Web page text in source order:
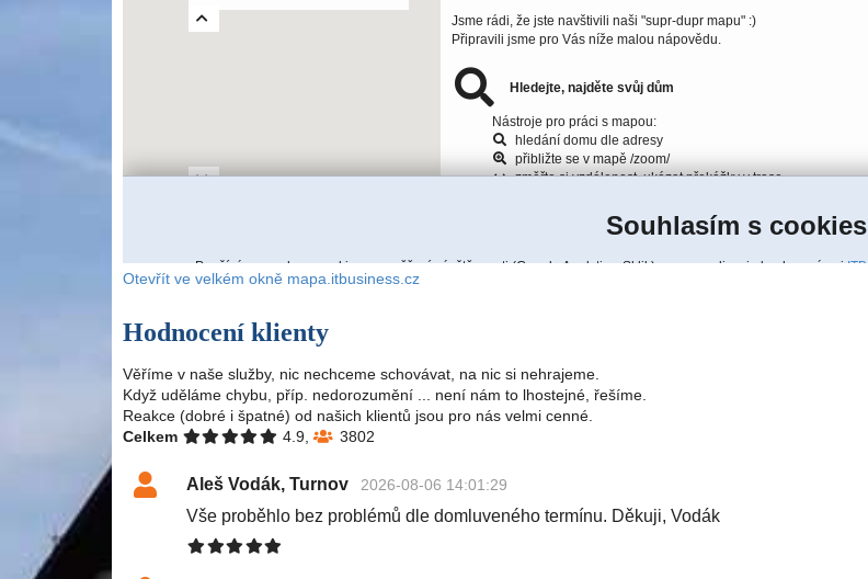
Otevřít ve velkém okně mapa.itbusiness.cz
Hodnocení klienty
Věříme v naše služby, nic nechceme schovávat, na nic si nehrajeme.
Když uděláme chybu, příp. nedorozumění ... není nám to lhostejné, řešíme.
Reakce (dobré i špatné) od našich klientů jsou pro nás velmi cenné.
Celkem
4.9, 3802
Aleš Vodák, Turnov 2026-08-06 14:01:29
Vše proběhlo bez problémů dle domluveného termínu. Děkuji, Vodák